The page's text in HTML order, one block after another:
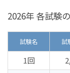
2026年 各試験
試験名 試
1回